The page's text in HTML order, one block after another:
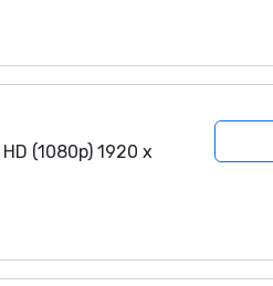
(1080p) 1920 x